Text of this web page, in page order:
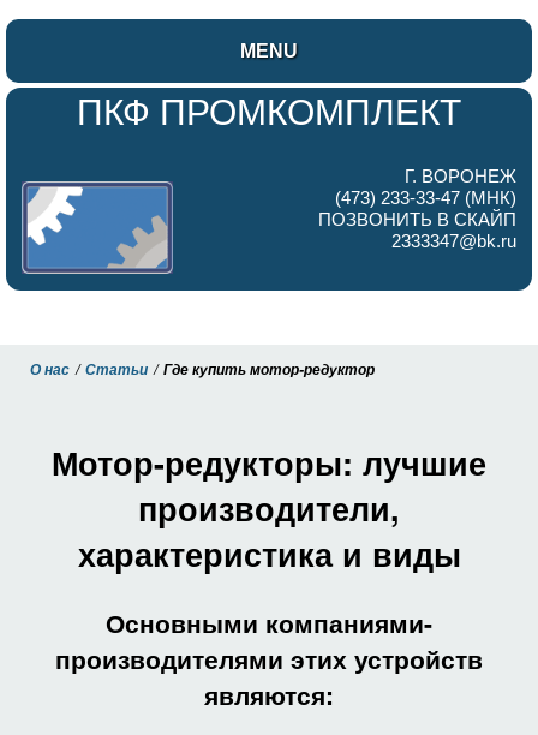
MENU
Г. ВОРОНЕЖ
(473) 233-33-47 (МНК)
ПОЗВОНИТЬ В СКАЙП
2333347@bk.ru
ПКФ ПРОМКОМПЛЕКТ
О нас Статьи Где купить мотор-редуктор
Мотор-редукторы: лучшие
производители,
характеристика и виды
Основными компаниями-
производителями этих устройств
являются: